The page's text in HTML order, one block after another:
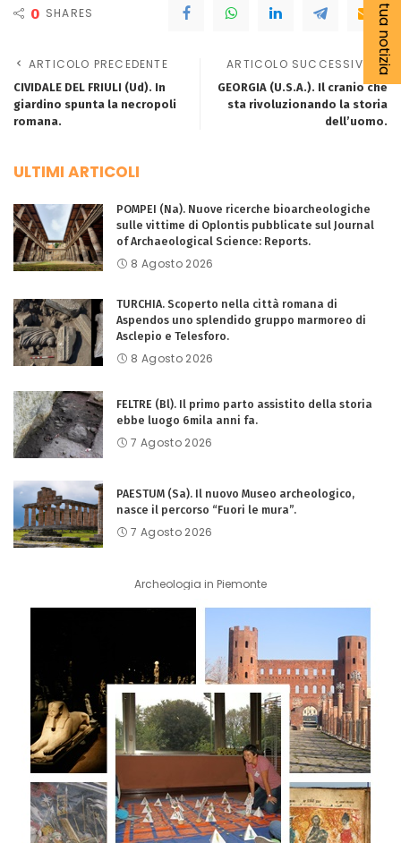
0 SHARES
ARTICOLO PRECEDENTE
CIVIDALE DEL FRIULI (Ud). In
giardino spunta la necropoli
romana.
ARTICOLO SUCCESSIVO
GEORGIA (U.S.A.). Il cranio che
sta rivoluzionando la storia
dell’uomo.
ULTIMI ARTICOLI
POMPEI (Na). Nuove ricerche bioarcheologiche
sulle vittime di Oplontis pubblicate sul Journal
of Archaeological Science: Reports.
8 Agosto 2026
TURCHIA. Scoperto nella città romana di
Aspendos uno splendido gruppo marmoreo di
Asclepio e Telesforo.
8 Agosto 2026
FELTRE (Bl). Il primo parto assistito della storia
ebbe luogo 6mila anni fa.
7 Agosto 2026
PAESTUM (Sa). Il nuovo Museo archeologico,
nasce il percorso “Fuori le mura”.
7 Agosto 2026
Archeologia in Piemonte